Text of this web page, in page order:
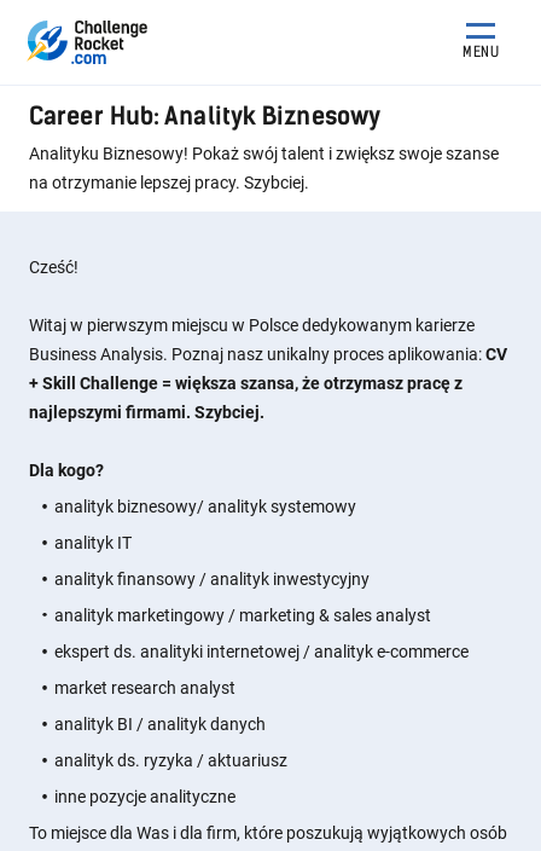
MENU
Career Hub: Analityk Biznesowy
Analityku Biznesowy! Pokaż swój talent i zwiększ swoje szanse
na otrzymanie lepszej pracy. Szybciej.
Cześć!
Witaj w pierwszym miejscu w Polsce dedykowanym karierze
Business Analysis. Poznaj nasz unikalny proces aplikowania:CV
+ Skill Challenge = większa szansa, że otrzymasz pracę z
najlepszymi firmami. Szybciej.
Dla kogo?
analityk biznesowy/ analityk systemowy
analityk IT
analityk finansowy / analityk inwestycyjny
analityk marketingowy / marketing & sales analyst
ekspert ds. analityki internetowej / analityk e-commerce
market research analyst
analityk BI / analityk danych
analityk ds. ryzyka / aktuariusz
inne pozycje analityczne
To miejsce dla Was i dla firm, które poszukują wyjątkowych osób